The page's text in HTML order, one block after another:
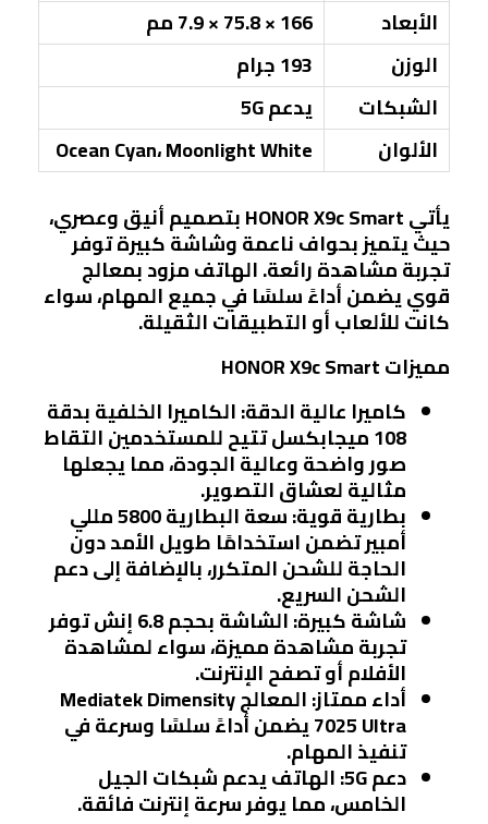
الأبعاد
166 × 75.8 × 7.9 مم
الوزن
193 جرام
الشبكات
يدعم 5G
الألوان
Ocean Cyan، Moonlight White
يأتي HONOR X9c Smart بتصميم أنيق وعصري،
حيث يتميز بحواف ناعمة وشاشة كبيرة توفر
تجربة مشاهدة رائعة. الهاتف مزود بمعالج
قوي يضمن أداءً سلسًا في جميع المهام، سواء
كانت للألعاب أو التطبيقات الثقيلة.
مميزات HONOR X9c Smart
كاميرا عالية الدقة: الكاميرا الخلفية بدقة
108 ميجابكسل تتيح للمستخدمين التقاط
صور واضحة وعالية الجودة، مما يجعلها
مثالية لعشاق التصوير.
بطارية قوية : سعة البطارية 5800 مللي
أمبير تضمن استخدامًا طويل الأمد دون
الحاجة للشحن المتكرر، بالإضافة إلى دعم
الشحن السريع.
شاشة كبيرة : الشاشة بحجم 6.8 إنش توفر
تجربة مشاهدة مميزة، سواء لمشاهدة
الأفلام أو تصفح الإنترنت.
أداء ممتاز : المعالج Mediatek Dimensity
7025 Ultra يضمن أداءً سلسًا وسرعة في
تنفيذ المهام.
دعم 5G : الهاتف يدعم شبكات الجيل
الخامس، مما يوفر سرعة إنترنت فائقة.